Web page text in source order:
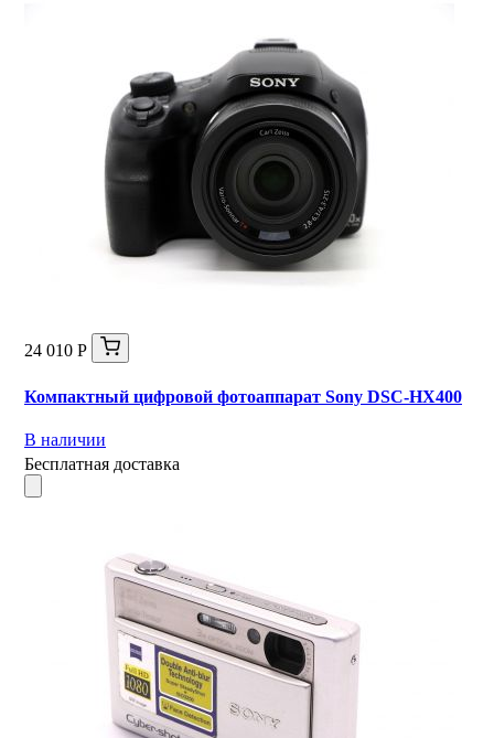
24 010 Р
Компактный цифровой фотоаппарат Sony DSC-HX400
В наличии
Бесплатная доставка